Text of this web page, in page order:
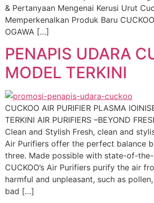
& Pertanyaan Mengenai Kerusi Urut
Memperkenalkan Produk Baru
OGAWA […]
PENAPIS UDARA
MODEL TERKINI
CUCKOO AIR PURIFIER PLASMA
TERKINI AIR PURIFIERS –BEYOND
Clean and Stylish Fresh, clean and
Air Purifiers offer the perfect balance
three. Made possible with state-of-
CUCKOO’s Air Purifiers purify the air
harmful and unpleasant, such as
bad […]